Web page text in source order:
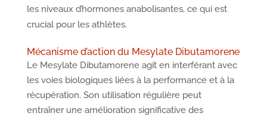
les niveaux d’hormones anabolisantes, ce qui est
crucial pour les athlètes.
Mécanisme d’action du Mesylate Dibutamorene
Le Mesylate Dibutamorene agit en interférant avec
les voies biologiques liées à la performance et à la
récupération. Son utilisation régulière peut
entraîner une amélioration significative des